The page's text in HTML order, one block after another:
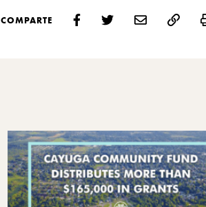
COMPARTE